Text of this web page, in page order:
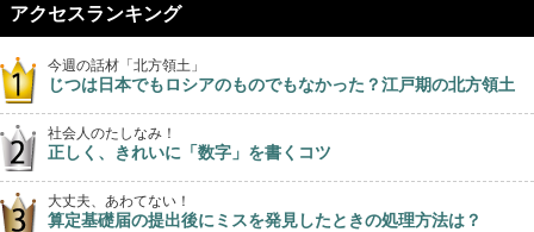
アクセスランキング
今週の話材「北方領土」
じつは日本でもロシアのものでもなかった？江戸期の北方領土
社会人のたしなみ！
正しく、きれいに「数字」を書くコツ
大丈夫、あわてない！
算定基礎届の提出後にミスを発見したときの処理方法は？